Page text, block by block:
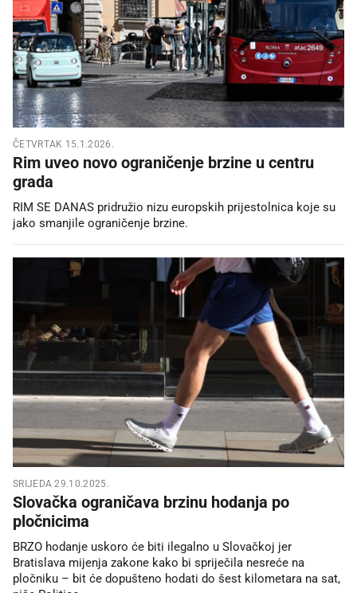
ČETVRTAK 15.1.2026.
Rim uveo novo ograničenje brzine u centru
grada
RIM SE DANAS pridružio nizu europskih prijestolnica koje su
jako smanjile ograničenje brzine.
SRIJEDA 29.10.2025.
Slovačka ograničava brzinu hodanja po
pločnicima
BRZO hodanje uskoro će biti ilegalno u Slovačkoj jer
Bratislava mijenja zakone kako bi spriječila nesreće na
pločniku – bit će dopušteno hodati do šest kilometara na sat,